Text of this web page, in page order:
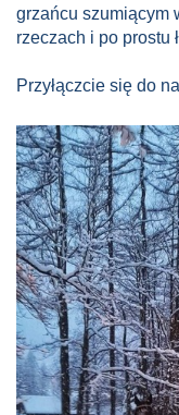
grzańcu szumiącym
rzeczach i po prostu
Przyłączcie się do